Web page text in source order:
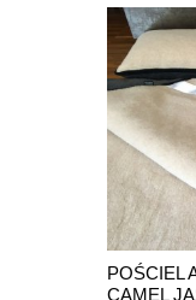
POŚCIEL
CAMEL